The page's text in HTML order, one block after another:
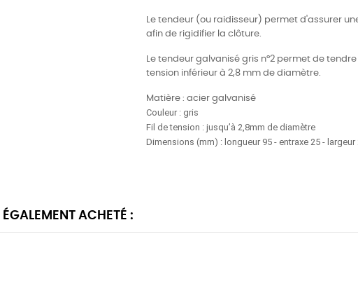
Le tendeur (ou raidisseur) permet d'assurer
afin de rigidifier la clôture.
Le tendeur galvanisé gris n°2 permet de
tension inférieur à 2,8 mm de diamètre.
Matière : acier galvanisé
Couleur : gris
Fil de tension : jusqu’à 2,8mm de diamètre
Dimensions (mm) : longueur 95 - entraxe 25 - largeur
ACHETÉ :